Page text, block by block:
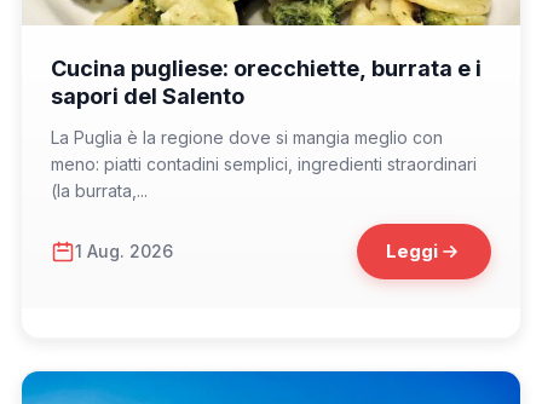
Cucina pugliese: orecchiette, burrata e i
sapori del Salento
La Puglia è la regione dove si mangia meglio con
meno: piatti contadini semplici, ingredienti straordinari
(la burrata,...
1 Aug. 2026 Leggi